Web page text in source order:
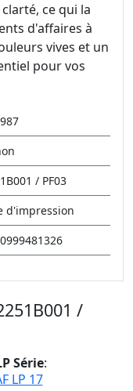
ce qui la
d'affaires à
vives et un
pour vos
/ PF03
d'impression
/
Série:
LP 17